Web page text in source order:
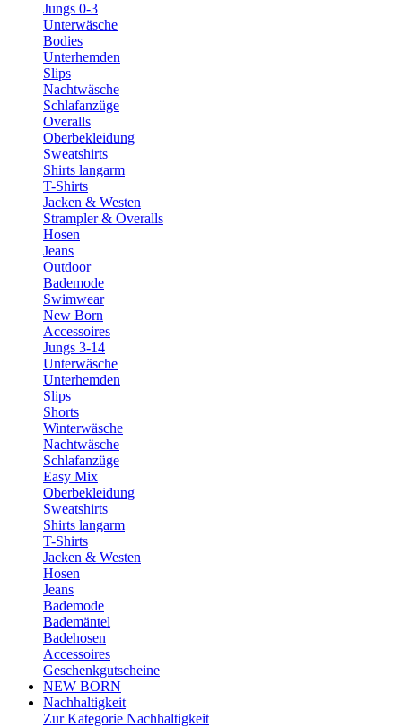
Jungs 0-3
Unterwäsche
Bodies
Unterhemden
Slips
Nachtwäsche
Schlafanzüge
Overalls
Oberbekleidung
Sweatshirts
Shirts langarm
T-Shirts
Jacken & Westen
Strampler & Overalls
Hosen
Jeans
Outdoor
Bademode
Swimwear
New Born
Accessoires
Jungs 3-14
Unterwäsche
Unterhemden
Slips
Shorts
Winterwäsche
Nachtwäsche
Schlafanzüge
Easy Mix
Oberbekleidung
Sweatshirts
Shirts langarm
T-Shirts
Jacken & Westen
Hosen
Jeans
Bademode
Bademäntel
Badehosen
Accessoires
Geschenkgutscheine
NEW BORN
Nachhaltigkeit
Zur Kategorie Nachhaltigkeit